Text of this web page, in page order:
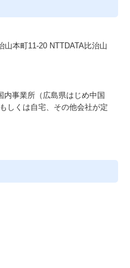
本町11-20 NTTDATA比治山
事業所（広島県はじめ中国
しくは自宅、その他会社が定